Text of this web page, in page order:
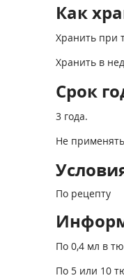
Как
Хранить при
Хранить в
Срок
3 года.
Не
По рецепту
По 0,4 мл в
По 5 или 10